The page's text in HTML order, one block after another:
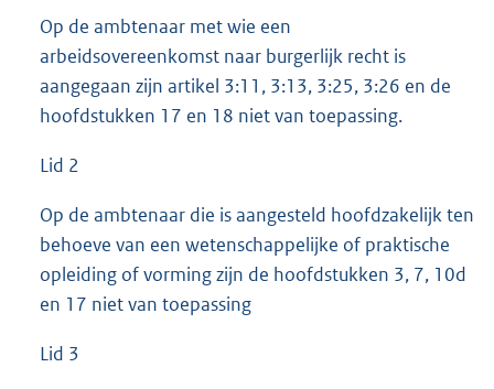
Op de ambtenaar met wie een
arbeidsovereenkomst naar burgerlijk recht is
aangegaan zijn artikel 3:11, 3:13, 3:25, 3:26 en de
hoofdstukken 17 en 18 niet van toepassing.
Lid 2
Op de ambtenaar die is aangesteld hoofdzakelijk ten
behoeve van een wetenschappelijke of praktische
opleiding of vorming zijn de hoofdstukken 3, 7, 10d
en 17 niet van toepassing
Lid 3